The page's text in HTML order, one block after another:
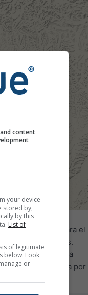
precipitación
para el
indican rayos.
La llovizna o una
está codificada por
content
your device
stored by,
by this
List of
of legitimate
below. Look
or